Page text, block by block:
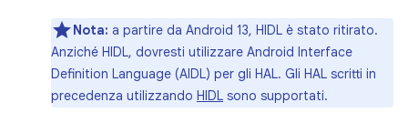
Nota: a partire da Android 13, HIDL è stato ritirato.
Anziché HIDL, dovresti utilizzare Android Interface
Definition Language (AIDL) per gli HAL. Gli HAL scritti in
precedenza utilizzando HIDL sono supportati.